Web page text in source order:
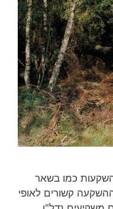
כמו בשאר
קשורים לאופי